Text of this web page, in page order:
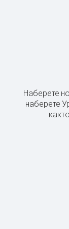
Наберете
наберете